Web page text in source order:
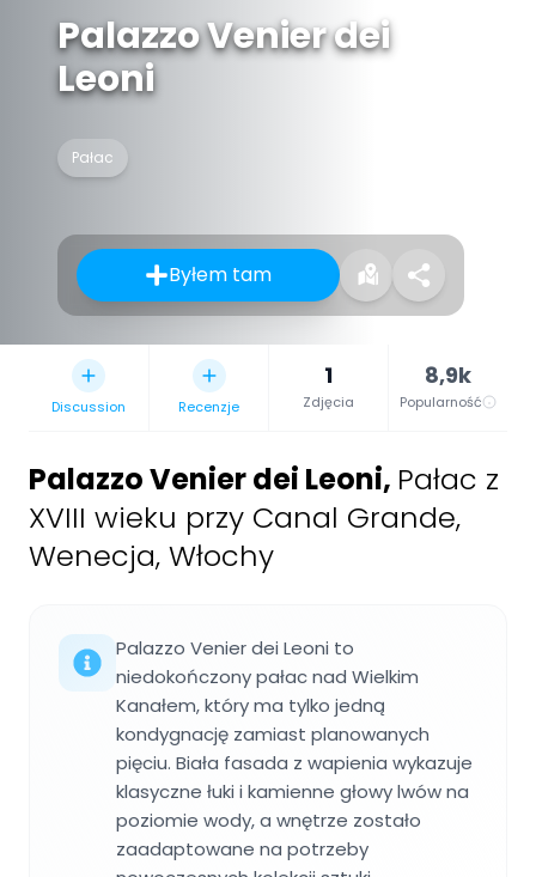
Palazzo Venier dei
Leoni
Pałac
Byłem tam
Discussion Recenzje
1
Zdjęcia
8,9k
Popularność
Palazzo Venier dei Leoni, Pałac z
XVIII wieku przy Canal Grande,
Wenecja, Włochy
Palazzo Venier dei Leoni to
niedokończony pałac nad Wielkim
Kanałem, który ma tylko jedną
kondygnację zamiast planowanych
pięciu. Biała fasada z wapienia wykazuje
klasyczne łuki i kamienne głowy lwów na
poziomie wody, a wnętrze zostało
zaadaptowane na potrzeby